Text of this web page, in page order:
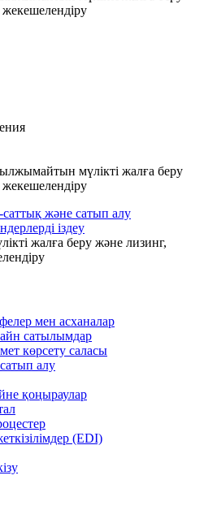
мүлікті жалға беру
және сатып алу
іздеу
жалға беру және лизинг,
мен асханалар
сатылымдар
көрсету саласы
алу
қоңыраулар
(EDI)